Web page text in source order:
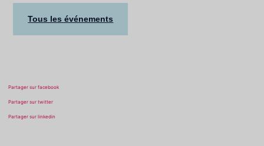
Tous les événements
Partager sur facebook
Partager sur twitter
Partager sur linkedin